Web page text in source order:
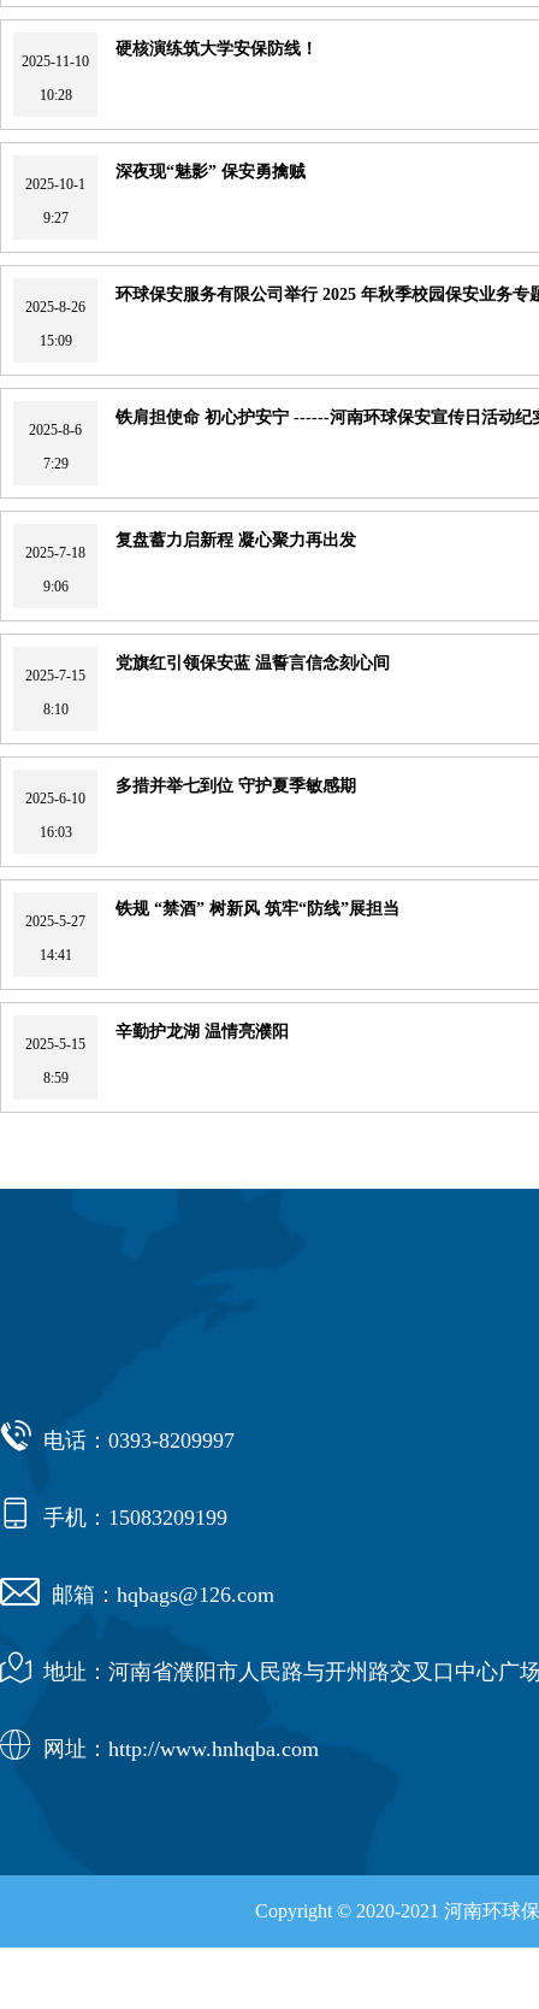
硬核演练筑大学安保防线！
2025-11-10
10:28
深夜现“魅影” 保安勇擒贼
2025-10-1
9:27
环球保安服务有限公司举行 2025 年秋季校园保安业务专
2025-8-26
15:09
铁肩担使命 初心护安宁 ------河南环球保安宣传日活动纪
2025-8-6
7:29
复盘蓄力启新程 凝心聚力再出发
2025-7-18
9:06
党旗红引领保安蓝 温誓言信念刻心间
2025-7-15
8:10
多措并举七到位 守护夏季敏感期
2025-6-10
16:03
铁规 “禁酒” 树新风 筑牢“防线”展担当
2025-5-27
14:41
辛勤护龙湖 温情亮濮阳
2025-5-15
8:59
 电话：0393-8209997
 手机：15083209199
 邮箱：hqbags@126.com
 地址：河南省濮阳市人民路与开州路交叉口中心广
 网址：http://www.hnhqba.com
Copyright © 2020-2021 河南环球